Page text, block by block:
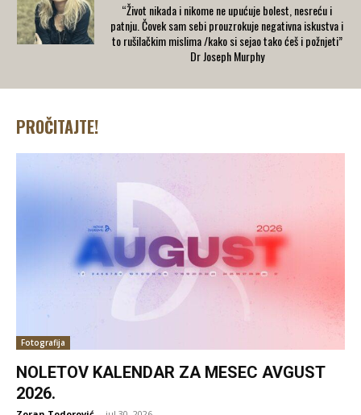
“Život nikada i nikome ne upućuje bolest, nesreću i
patnju. Čovek sam sebi prouzrokuje negativna iskustva i
to rušilačkim mislima /kako si sejao tako ćeš i požnjeti”
Dr Joseph Murphy
PROČITAJTE!
Fotografija
NOLETOV KALENDAR ZA MESEC AVGUST
2026.